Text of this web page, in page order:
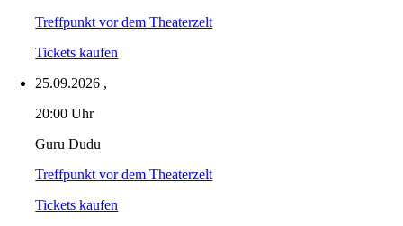
Treffpunkt vor dem Theaterzelt
Tickets kaufen
25.09.2026 ,
20:00 Uhr
Guru Dudu
Treffpunkt vor dem Theaterzelt
Tickets kaufen